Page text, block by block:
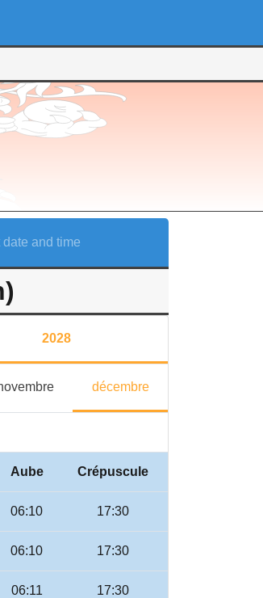
date and time
2028
novembredécembredécembre
Aube Crépuscule
06:10 17:30
06:10 17:30
06:11 17:30